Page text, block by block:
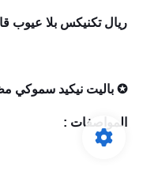
ريال تكنيكس بلا عيوب
✪ باليت نيكيد سموكي
المواصفات :